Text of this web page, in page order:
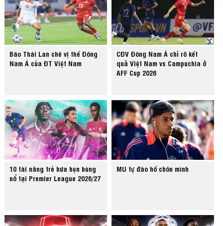
Báo Thái Lan chê vị thế Đông
Nam Á của ĐT Việt Nam
CĐV Đông Nam Á chỉ rõ kết
quả Việt Nam vs Campuchia ở
AFF Cup 2026
10 tài năng trẻ hứa hẹn bùng
nổ tại Premier League 2026/27
MU tự đào hố chôn mình